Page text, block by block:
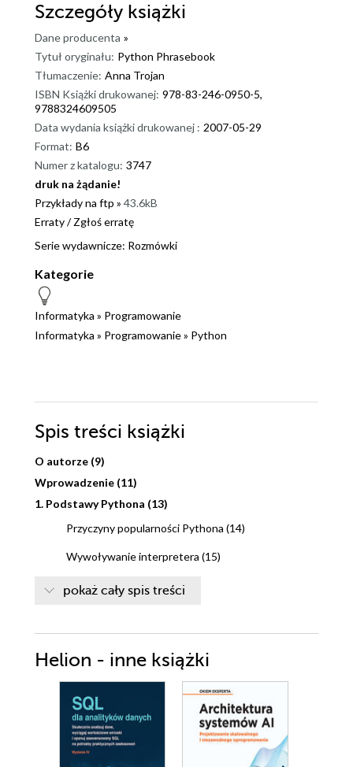
Szczegóły książki
Dane producenta »
Tytuł oryginału: Python Phrasebook
Tłumaczenie: Anna Trojan
ISBN Książki drukowanej: 978-83-246-0950-5,
9788324609505
Data wydania książki drukowanej : 2007-05-29
Format: B6
Numer z katalogu: 3747
druk na żądanie!
Przykłady na ftp » 43.6kB
Erraty/Zgłoś erratę
Serie wydawnicze: Rozmówki
Kategorie
Informatyka » Programowanie
Informatyka » Programowanie» Python
Spis treści książki
O autorze (9)
Wprowadzenie (11)
1. Podstawy Pythona (13)
Przyczyny popularności Pythona (14)
Wywoływanie interpretera (15)
Wbudowane typy (16)
Obsługa błędów (43)
Wykorzystywanie narzędzi systemowych (45)
2. Przetwarzanie łańcuchów znaków (53)
Porównywanie łańcuchów znaków (54)
pokaż cały spis treści
Helion - inne książki